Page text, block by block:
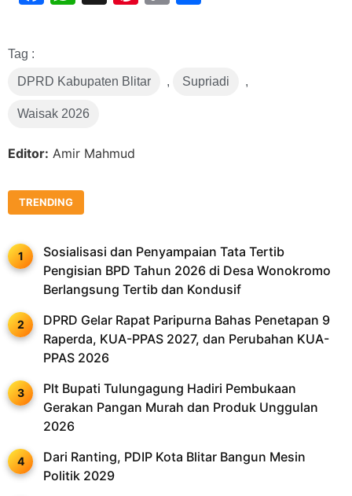
Tag :
DPRD Kabupaten Blitar , Supriadi ,
Waisak 2026
Editor: Amir Mahmud
TRENDING
Sosialisasi dan Penyampaian Tata Tertib
Pengisian BPD Tahun 2026 di Desa Wonokromo
Berlangsung Tertib dan Kondusif
DPRD Gelar Rapat Paripurna Bahas Penetapan 9
Raperda, KUA-PPAS 2027, dan Perubahan KUA-
PPAS 2026
Plt Bupati Tulungagung Hadiri Pembukaan
Gerakan Pangan Murah dan Produk Unggulan
2026
Dari Ranting, PDIP Kota Blitar Bangun Mesin
Politik 2029